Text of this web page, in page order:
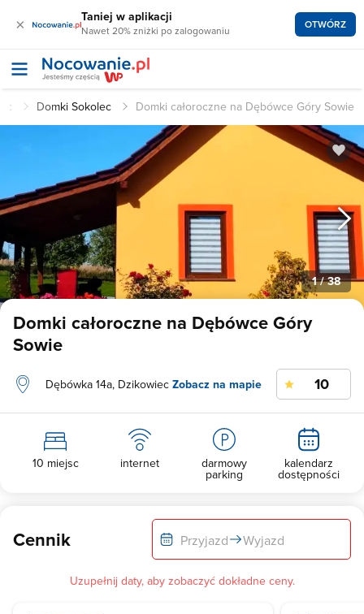
× Taniej w aplikacji
Nawet 20% zniżki po zalogowaniu OTWÓRZ
Domki Sokolec Domki całoroczne na Dębówce Góry Sowie
1/ 38
Domki całoroczne na Dębówce Góry
Sowie
Dębówka 14a, Dzikowiec Zobacz na mapie 10
10 miejsc internet darmowy
parking
kalendarz
dostępności
Cennik Przyjazd Wyjazd
Uzupełnij daty, aby zobaczyć dokładne ceny.